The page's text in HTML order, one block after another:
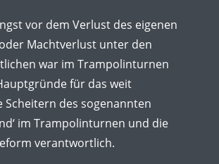
vor dem Verlust des eigenen
Machtverlust unter den
war im Trampolinturnen
für das weit
Scheitern des sogenannten
im Trampolinturnen und die
verantwortlich.